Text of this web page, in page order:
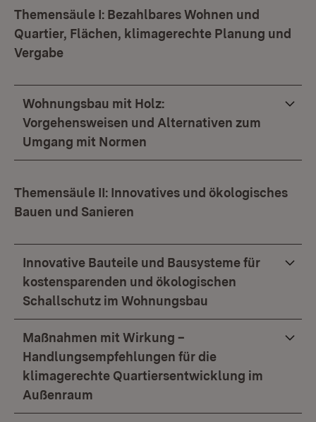
Themensäule I: Bezahlbares Wohnen und
Quartier, Flächen, klimagerechte Planung und
Vergabe
Wohnungsbau mit Holz:
Vorgehensweisen und Alternativen zum
Umgang mit Normen
Themensäule II: Innovatives und ökologisches
Bauen und Sanieren
Innovative Bauteile und Bausysteme für
kostensparenden und ökologischen
Schallschutz im Wohnungsbau
Maßnahmen mit Wirkung –
Handlungsempfehlungen für die
klimagerechte Quartiersentwicklung im
Außenraum